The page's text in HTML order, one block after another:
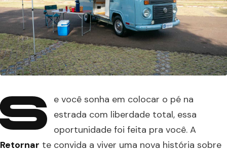
e você sonha em colocar o pé na
estrada com liberdade total, essa
oportunidade foi feita pra você. A
Retornar te convida a viver uma nova história sobre